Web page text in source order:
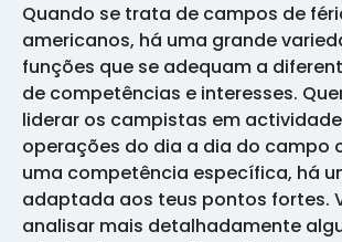
Quando se trata de campos de
americanos, há uma grande
funções que se adequam a
de competências e interesses.
liderar os campistas em
operações do dia a dia do campo
uma competência específica, há
adaptada aos teus pontos fortes.
analisar mais detalhadamente